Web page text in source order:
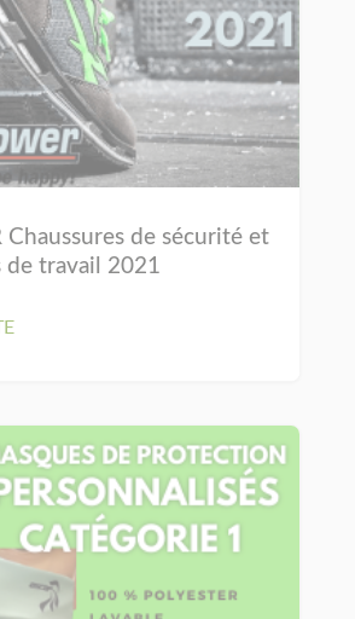
Chaussures de sécurité et
de travail 2021